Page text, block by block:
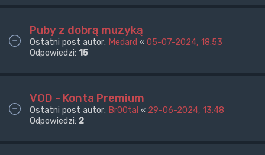
Puby z dobrą muzyką
Ostatni post autor: Medard « 05-07-2024, 18:53
Odpowiedzi: 15
VOD - Konta Premium
Ostatni post autor: Br00tal « 29-06-2024, 13:48
Odpowiedzi: 2